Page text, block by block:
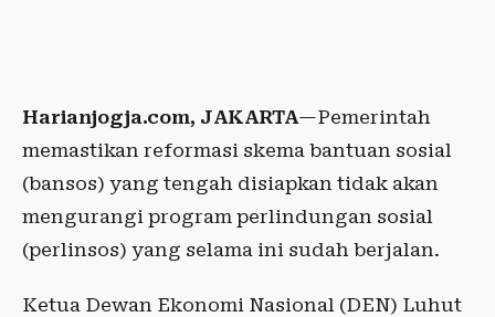
Harianjogja.com, JAKARTA—Pemerintah
memastikan reformasi skema bantuan sosial
(bansos) yang tengah disiapkan tidak akan
mengurangi program perlindungan sosial
(perlinsos) yang selama ini sudah berjalan.
Ketua Dewan Ekonomi Nasional (DEN) Luhut